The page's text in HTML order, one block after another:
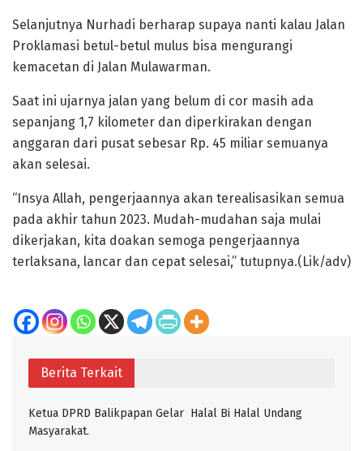
Selanjutnya Nurhadi berharap supaya nanti kalau Jalan
Proklamasi betul-betul mulus bisa mengurangi
kemacetan di Jalan Mulawarman.
Saat ini ujarnya jalan yang belum di cor masih ada
sepanjang 1,7 kilometer dan diperkirakan dengan
anggaran dari pusat sebesar Rp. 45 miliar semuanya
akan selesai.
“Insya Allah, pengerjaannya akan terealisasikan semua
pada akhir tahun 2023. Mudah-mudahan saja mulai
dikerjakan, kita doakan semoga pengerjaannya
terlaksana, lancar dan cepat selesai,” tutupnya.(Lik/adv)
Berita Terkait
Ketua DPRD Balikpapan Gelar Halal Bi Halal Undang
Masyarakat.